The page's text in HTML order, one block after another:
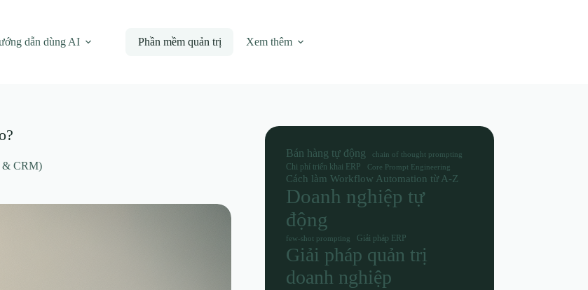
dẫn dùng AI Phần mềm quản trị Xem thêm
& CRM)
Bán hàng tự động chain of thought prompting
Chi phí triển khai ERP Core Prompt Engineering
Cách làm Workflow Automation từ A-Z
Doanh nghiệp tự
động
few-shot prompting Giải pháp ERP
Giải pháp quản trị
doanh nghiệp